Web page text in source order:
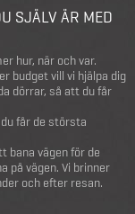
SJÄLV ÄR MED
hur, när och var.
budget vill vi hjälpa dig
dörrar, så att du får
får de största
bana vägen för de
på vägen. Vi brinner
och efter resan.